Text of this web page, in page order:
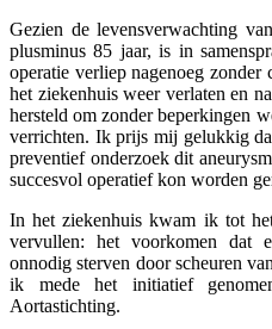
Gezien de levensverwachting
plusminus 85 jaar, is in
operatie verliep nagenoeg
het ziekenhuis weer verlaten en
hersteld om zonder beperkingen
verrichten. Ik prijs mij gelukkig
preventief onderzoek dit
succesvol operatief kon worden
In het ziekenhuis kwam ik tot
vervullen: het voorkomen dat
onnodig sterven door scheuren
ik mede het initiatief
Aortastichting.